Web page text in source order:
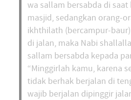
wa sallam bersabda di
masjid, sedangkan orang-
ikhthilath (bercampur-
di jalan, maka Nabi
sallam bersabda kepada
“Minggirlah kamu, karena
tidak berhak berjalan di
wajib berjalan dipinggir